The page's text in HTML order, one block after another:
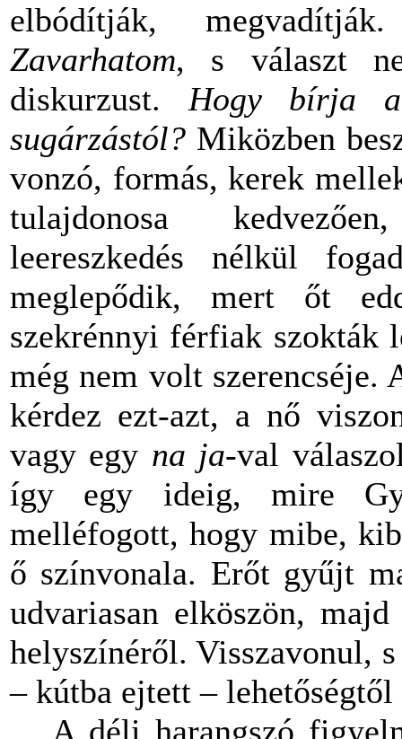
elbódítják,
Zavarhatom, s választ
diskurzust. Hogy bírja
sugárzástól? Miközben
vonzó, formás, kerek
tulajdonosa
leereszkedés nélkül
meglepődik, mert őt
szekrénnyi férfiak szokták
még nem volt szerencséje.
kérdez ezt-azt, a nő
vagy egy na ja-val
így egy ideig, mire
melléfogott, hogy mibe,
ő színvonala. Erőt gyűjt
udvariasan elköszön,
helyszínéről. Visszavonul,
– kútba ejtett –
A déli harangszó